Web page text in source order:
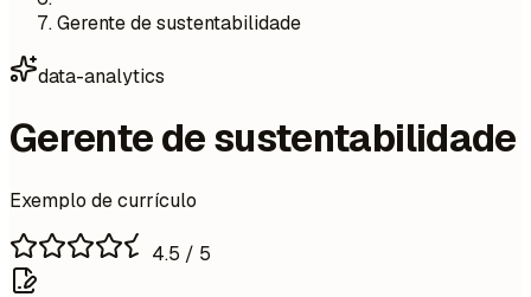
Gerente de sustentabilidade
data-analytics
Gerente de sustentabilidade
Exemplo de currículo
4.5 / 5